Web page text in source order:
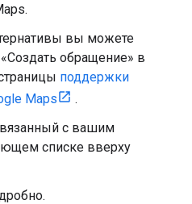
вы можете
обращение» в
поддержки
Maps
.
с вашим
списке вверху